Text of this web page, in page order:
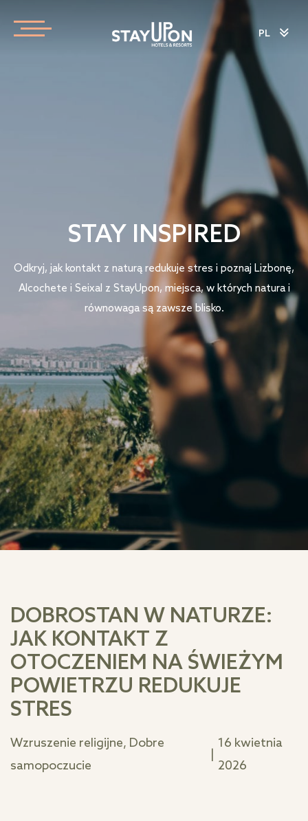
PL
STAY INSPIRED
Odkryj, jak kontakt z naturą redukuje stres i poznaj Lizbonę,
Alcochete i Seixal z StayUpon, miejsca, w których natura i
równowaga są zawsze blisko.
DOBROSTAN W NATURZE:
JAK KONTAKT Z
OTOCZENIEM NA ŚWIEŻYM
POWIETRZU REDUKUJE
STRES
Wzruszenie religijne, Dobre
samopoczucie
16 kwietnia
2026